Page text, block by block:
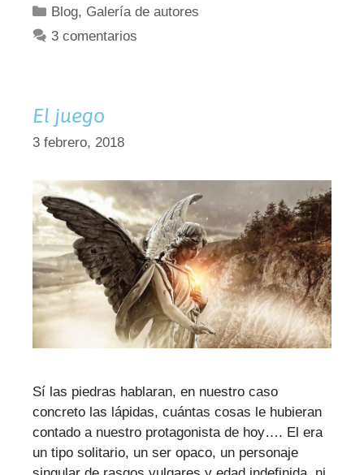
Categorías
Blog, Galería de autores
3 comentarios
El juego
3 febrero, 2018
Sí las piedras hablaran, en nuestro caso
concreto las lápidas, cuántas cosas le hubieran
contado a nuestro protagonista de hoy…. El era
un tipo solitario, un ser opaco, un personaje